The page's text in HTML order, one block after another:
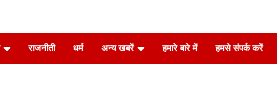
राजनीती धर्म अन्य खबरें हमारे बारे में हमसे संपर्क करें